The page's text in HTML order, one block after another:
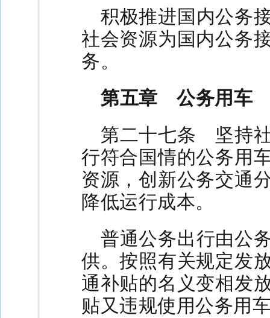
积极推进国内公务
社会资源为国内公务
务。
第五章 公务用车
第二十七条 坚持
行符合国情的公务用
资源，创新公务交通
降低运行成本。
普通公务出行由公
供。按照有关规定发
通补贴的名义变相发
贴又违规使用公务用